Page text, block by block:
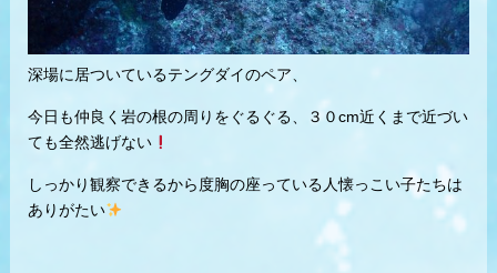
深場に居ついているテングダイのペア、
今日も仲良く岩の根の周りをぐるぐる、３０cm近くまで近づい
ても全然逃げない
しっかり観察できるから度胸の座っている人懐っこい子たちは
ありがたい